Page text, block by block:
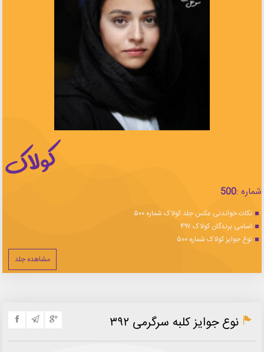
شماره :500
نکات خواندنی عکس جلد کولاک شماره ۵۰۰
اسامی برندگان کولاک ۴۹۷
نوع جوایز کولاک شماره ۵۰۰
مشاهده جلد
نوع جوایز کلبه سرگرمی ۳۹۲